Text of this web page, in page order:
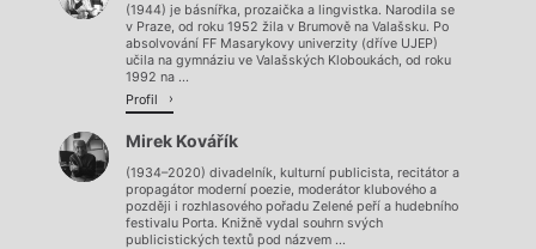
(1944) je básnířka, prozaička a lingvistka. Narodila se
v Praze, od roku 1952 žila v Brumově na Valašsku. Po
absolvování FF Masarykovy univerzity (dříve UJEP)
učila na gymnáziu ve Valašských Kloboukách, od roku
1992 na ...
Profil
Mirek Kovářík
(1934–2020) divadelník, kulturní publicista, recitátor a
propagátor moderní poezie, moderátor klubového a
později i rozhlasového pořadu Zelené peří a hudebního
festivalu Porta. Knižně vydal souhrn svých
publicistických textů pod názvem ...